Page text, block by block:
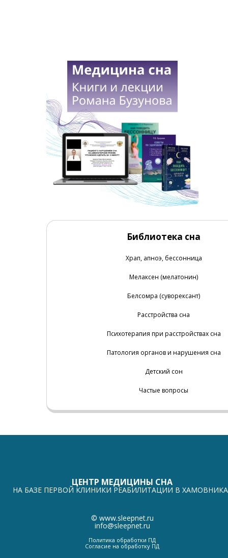
Библиотека сна
Храп, апноэ, бессонница
Мелаксен (мелатонин)
Белсомра (суворексант)
Расстройства сна
Психотерапия при расстройствах сна
Патология органов и нарушения сна
Детский сон
Частые вопросы
ЦЕНТР МЕДИЦИНЫ СНА
НА БАЗЕ ПЕРВОЙ КЛИНИКИ РЕАБИЛИТАЦИИ В
© www.sleepnet.ru
info@sleepnet.ru
Политика обработки ПД
Согласие на обработку ПД